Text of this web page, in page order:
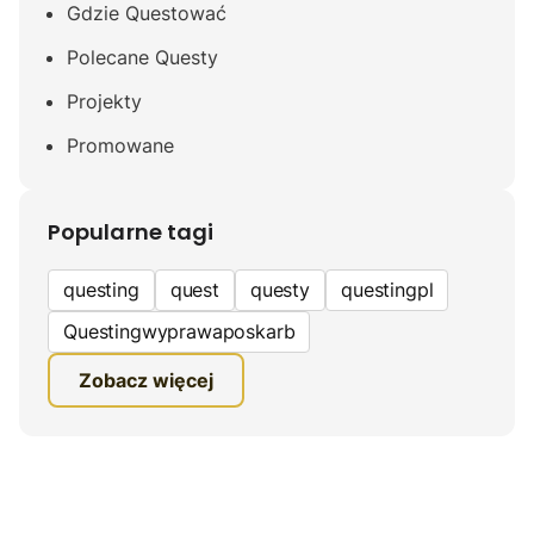
Gdzie Questować
Polecane Questy
Projekty
Promowane
Popularne tagi
questing quest questy
questingpl
Questingwyprawaposkarb
edukacyjna gra terenowa
fundacja questingu
Zobacz więcej